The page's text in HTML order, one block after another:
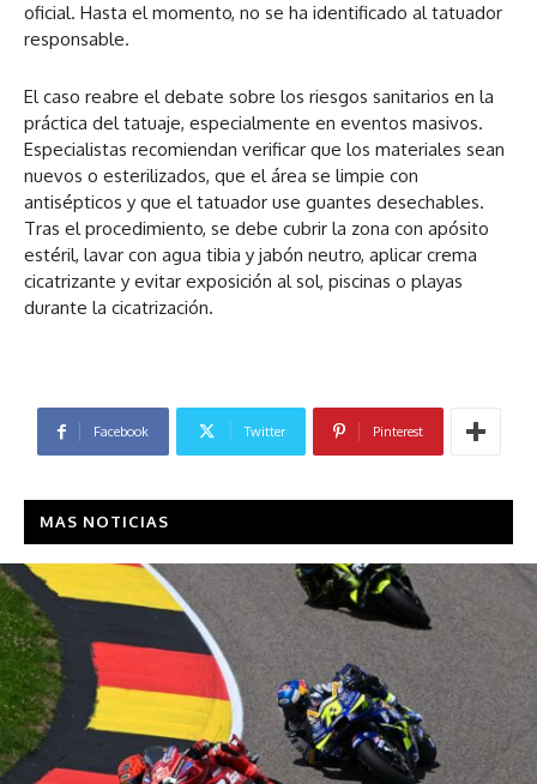
oficial. Hasta el momento, no se ha identificado al tatuador
responsable.
El caso reabre el debate sobre los riesgos sanitarios en la
práctica del tatuaje, especialmente en eventos masivos.
Especialistas recomiendan verificar que los materiales sean
nuevos o esterilizados, que el área se limpie con
antisépticos y que el tatuador use guantes desechables.
Tras el procedimiento, se debe cubrir la zona con apósito
estéril, lavar con agua tibia y jabón neutro, aplicar crema
cicatrizante y evitar exposición al sol, piscinas o playas
durante la cicatrización.
Facebook Twitter Pinterest
MAS NOTICIAS